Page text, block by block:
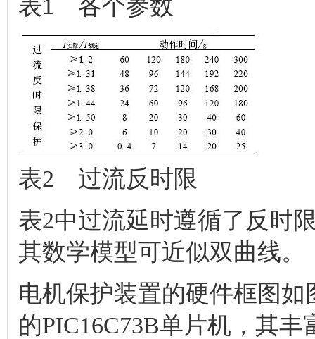
表1 各个参数
表2 过流反时限
表2中过流延时遵循了反时
其数学模型可近似双曲线。
电机保护装置的硬件框图如
的PIC16C73B单片机，其